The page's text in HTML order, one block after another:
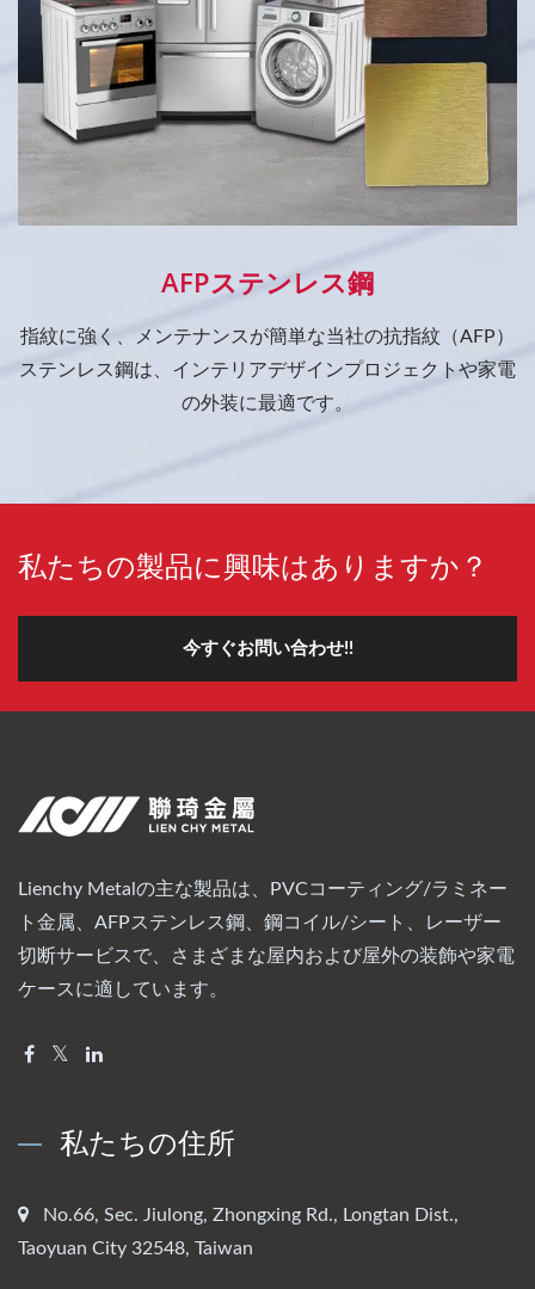
AFPステンレス鋼
指紋に強く、メンテナンスが簡単な当社の抗指紋（AFP）
ステンレス鋼は、インテリアデザインプロジェクトや家電
の外装に最適です。
私たちの製品に興味はありますか？
今すぐお問い合わせ!!
Lienchy Metalの主な製品は、PVCコーティング/ラミネー
ト金属、AFPステンレス鋼、鋼コイル/シート、レーザー
切断サービスで、さまざまな屋内および屋外の装飾や家電
ケースに適しています。
私たちの住所
No.66, Sec. Jiulong, Zhongxing Rd., Longtan Dist.,
Taoyuan City 32548, Taiwan